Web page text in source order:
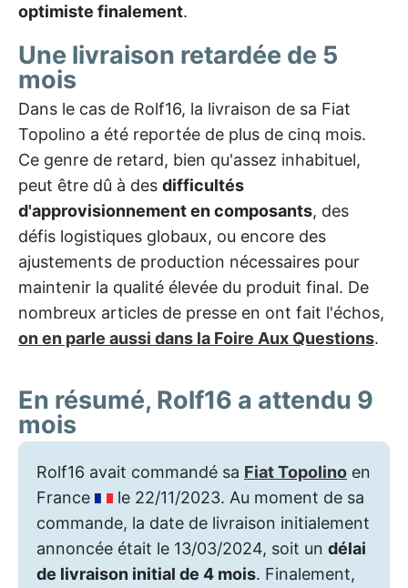
optimiste finalement.
Une livraison retardée de 5
mois
Dans le cas de Rolf16, la livraison de sa Fiat
Topolino a été reportée de plus de cinq mois.
Ce genre de retard, bien qu'assez inhabituel,
peut être dû à des difficultés
d'approvisionnement en composants, des
défis logistiques globaux, ou encore des
ajustements de production nécessaires pour
maintenir la qualité élevée du produit final. De
nombreux articles de presse en ont fait l'échos,
on en parle aussi dans la Foire Aux Questions.
En résumé, Rolf16 a attendu 9
mois
Rolf16 avait commandé sa Fiat Topolino en
France
le 22/11/2023. Au moment de sa
commande, la date de livraison initialement
annoncée était le 13/03/2024, soit un délai
de livraison initial de 4 mois. Finalement,